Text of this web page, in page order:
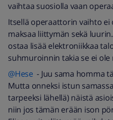
vaihtaa suosiolla vaan
Itsellä operaattorin vaihto
maksaa liittymän sekä
ostaa lisää elektroniikkaa
suhmuroinnin takia se ei
@Hese - Juu sama homma
Mutta onneksi istun
tarpeeksi lähellä) näistä
niin jos tämän erään ison